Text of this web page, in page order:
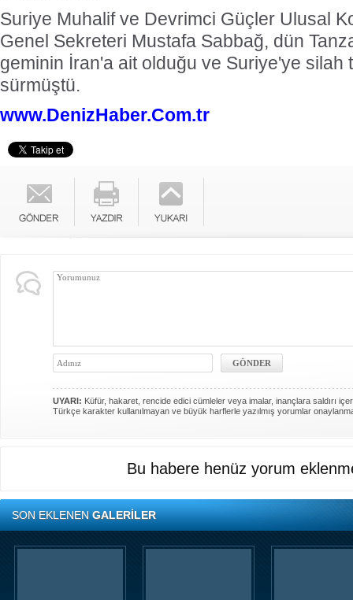
Suriye Muhalif ve Devrimci Güçler Ulusal
Genel Sekreteri Mustafa Sabbağ, dün
geminin İran'a ait olduğu ve Suriye'ye silah
sürmüştü.
www.DenizHaber.Com.tr
UYARI: Küfür, hakaret, rencide edici cümleler veya imalar, inançlara saldırı
Türkçe karakter kullanılmayan ve büyük harflerle yazılmış yorumlar
Bu habere henüz yorum
SON EKLENENGALERİLER